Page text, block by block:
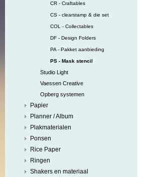
CR - Craftables
CS - clearstamp & die set
COL - Collectables
DF - Design Folders
PA - Pakket aanbieding
PS - Mask stencil
Studio Light
Vaessen Creative
Opberg systemen
Papier
Planner / Album
Plakmaterialen
Ponsen
Rice Paper
Ringen
Shakers en materiaal